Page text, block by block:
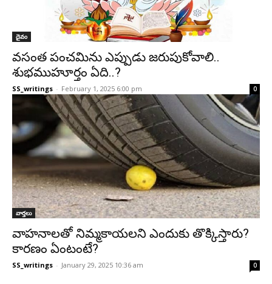
దైవం
వసంత పంచమిను ఎప్పుడు జరుపుకోవాలి..
శుభముహూర్తం ఏది..?
SS_writings - February 1, 2025 6:00 pm 0
వార్తలు
వాహనాలతో నిమ్మకాయలని ఎందుకు తొక్కిస్తారు?
కారణం ఏంటంటే?
SS_writings - January 29, 2025 10:36 am 0